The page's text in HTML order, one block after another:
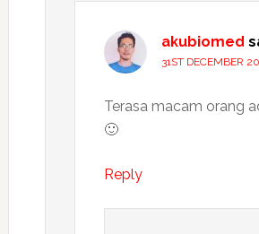
akubiomed
31ST DECEMBER
Terasa macam orang
🙂
Reply